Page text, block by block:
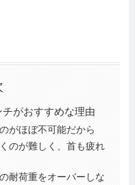
がおすすめな理由
がほぼ不可能だから
のが難しく、首も疲れ
耐荷重をオーバーしな